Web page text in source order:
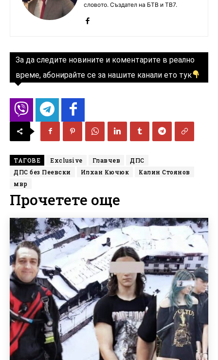
словото. Създател на БТВ и ТВ7.
За да следите новините и коментарите в реално
време, абонирайте се за нашите канали ето тук
ТАГОВЕ Exclusive Главчев
ДПС
ДПС без Пеевски
Илхан Кючюк
Калин Стоянов
мвр
Прочетете още